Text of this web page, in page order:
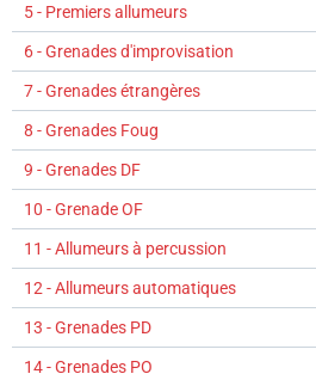
5 - Premiers allumeurs
6 - Grenades d'improvisation
7 - Grenades étrangères
8 - Grenades Foug
9 - Grenades DF
10 - Grenade OF
11 - Allumeurs à percussion
12 - Allumeurs automatiques
13 - Grenades PD
14 - Grenades PO